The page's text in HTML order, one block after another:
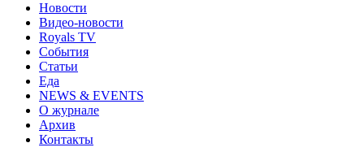
Новости
Видео-новости
Royals TV
События
Статьи
Еда
NEWS & EVENTS
О журнале
Архив
Контакты